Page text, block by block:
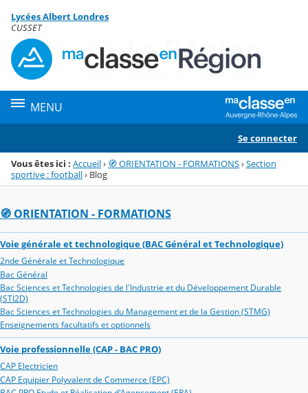
Menu de la rubrique
Contenu
Lycées Albert Londres
CUSSET
MENU
Se connecter
Vous êtes ici : Accueil› 🧭 ORIENTATION - FORMATIONS›Section
sportive : football› Blog
🧭 ORIENTATION - FORMATIONS
Voie générale et technologique (BAC Général et Technologique)
2nde Générale et Technologique
Bac Général
Bac Sciences et Technologies de l'Industrie et du Développement Durable
(STI2D)
Bac Sciences et Technologies du Management et de la Gestion (STMG)
Enseignements facultatifs et optionnels
Voie professionnelle (CAP - BAC PRO)
CAP Electricien
CAP Equipier Polyvalent de Commerce (EPC)